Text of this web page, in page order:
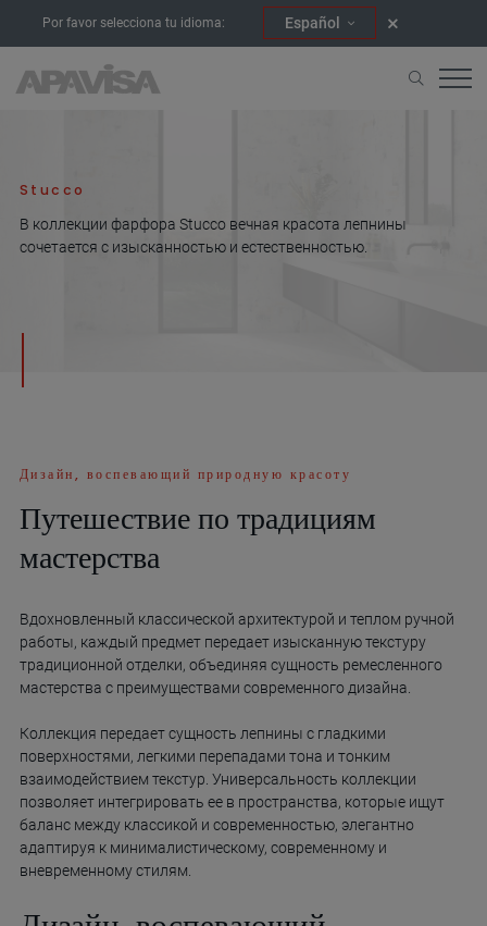
Por favor selecciona tu idioma: Español
Stucco
В коллекции фарфора Stucco вечная красота лепнины
сочетается с изысканностью и естественностью.
Дизайн, воспевающий природную красоту
Путешествие по традициям
мастерства
Вдохновленный классической архитектурой и теплом ручной
работы, каждый предмет передает изысканную текстуру
традиционной отделки, объединяя сущность ремесленного
мастерства с преимуществами современного дизайна.
Коллекция передает сущность лепнины с гладкими
поверхностями, легкими перепадами тона и тонким
взаимодействием текстур. Универсальность коллекции
позволяет интегрировать ее в пространства, которые ищут
баланс между классикой и современностью, элегантно
адаптируя к минималистическому, современному и
вневременному стилям.